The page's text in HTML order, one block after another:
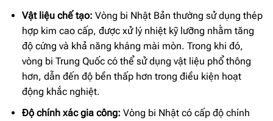
Vật liệu chế tạo: Vòng bi Nhật Bản thường sử dụng thép
hợp kim cao cấp, được xử lý nhiệt kỹ lưỡng nhằm tăng
độ cứng và khả năng kháng mài mòn. Trong khi đó,
vòng bi Trung Quốc có thể sử dụng vật liệu phổ thông
hơn, dẫn đến độ bền thấp hơn trong điều kiện hoạt
động khắc nghiệt.
Độ chính xác gia công: Vòng bi Nhật có cấp độ chính